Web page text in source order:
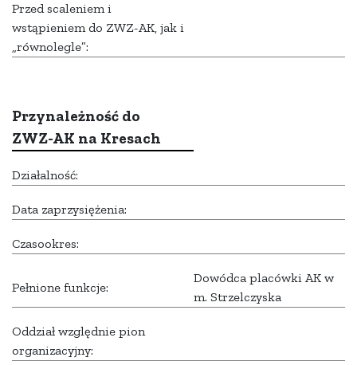
Przed scaleniem i
wstąpieniem do ZWZ-AK, jak i
„równolegle”:
Przynależność do
ZWZ-AK na Kresach
Działalność:
Data zaprzysiężenia:
Czasookres:
Pełnione funkcje:
Dowódca placówki AK w
m. Strzelczyska
Oddział względnie pion
organizacyjny: